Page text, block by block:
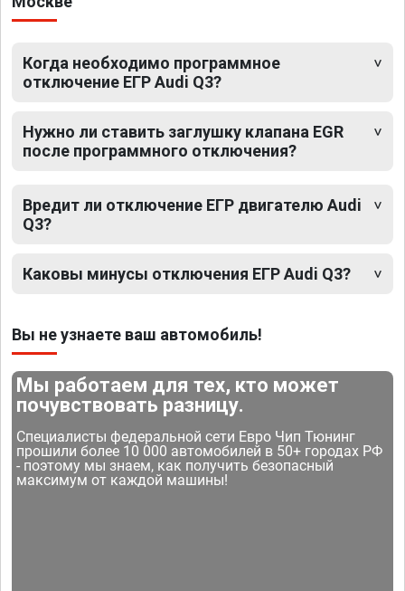
Когда необходимо программное
отключение ЕГР Audi Q3?
Нужно ли ставить заглушку клапана EGR
после программного отключения?
Вредит ли отключение ЕГР двигателю Audi
Q3?
Каковы минусы отключения ЕГР Audi Q3?
Вы не узнаете ваш автомобиль!
Мы работаем для тех, кто может
почувствовать разницу.
Специалисты федеральной сети Евро Чип Тюнинг
прошили более 10 000 автомобилей в 50+ городах РФ
- поэтому мы знаем, как получить безопасный
максимум от каждой машины!